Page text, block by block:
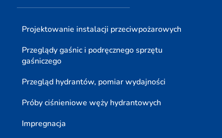
Projektowanie instalacji przeciwpożarowych
Przeglądy gaśnic i podręcznego sprzętu
gaśniczego
Przegląd hydrantów, pomiar wydajności
Próby ciśnieniowe węży hydrantowych
Impregnacja